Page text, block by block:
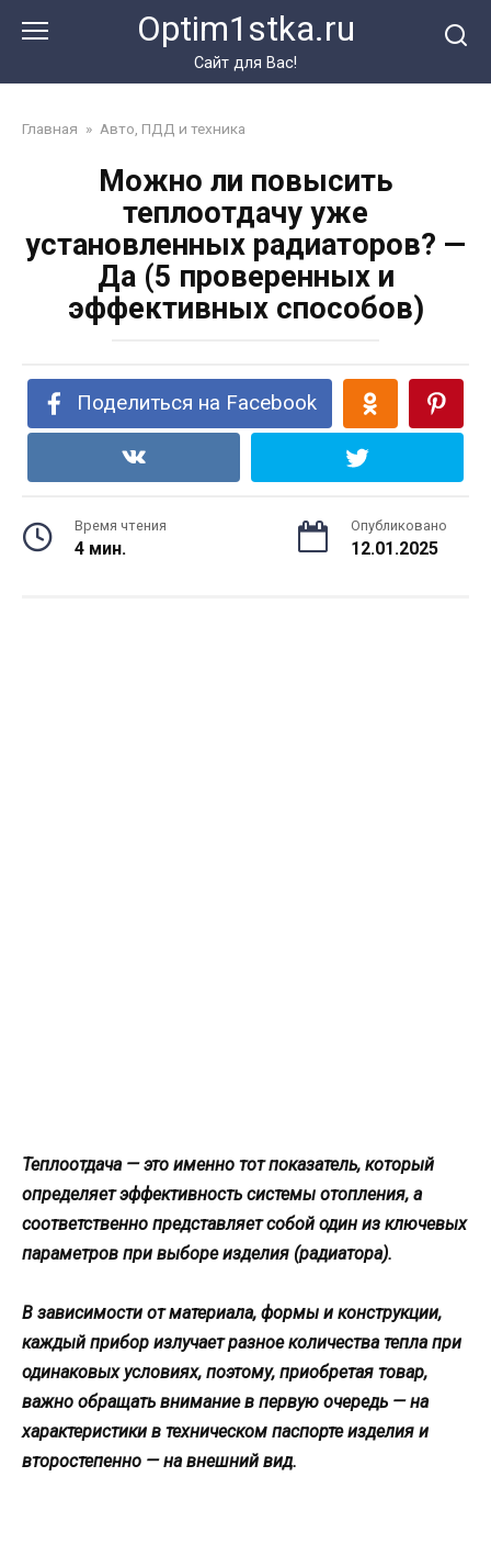
Optim1stka.ru
Сайт для Вас!
Главная » Авто, ПДД и техника
Можно ли повысить
теплоотдачу уже
установленных радиаторов? —
Да (5 проверенных и
эффективных способов)
Поделиться на Facebook
Время чтения
4 мин.
Опубликовано
12.01.2025
Теплоотдача — это именно тот показатель, который
определяет эффективность системы отопления, а
соответственно представляет собой один из ключевых
параметров при выборе изделия (радиатора).
В зависимости от материала, формы и конструкции,
каждый прибор излучает разное количества тепла при
одинаковых условиях, поэтому, приобретая товар,
важно обращать внимание в первую очередь — на
характеристики в техническом паспорте изделия и
второстепенно — на внешний вид.